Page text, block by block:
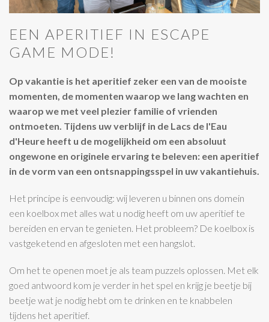
EEN APERITIEF IN ESCAPE
GAME MODE!
Op vakantie is het aperitief zeker een van de mooiste
momenten, de momenten waarop we lang wachten en
waarop we met veel plezier familie of vrienden
ontmoeten. Tijdens uw verblijf in de Lacs de l'Eau
d'Heure heeft u de mogelijkheid om een absoluut
ongewone en originele ervaring te beleven: een aperitief
in de vorm van een ontsnappingsspel in uw vakantiehuis.
Het principe is eenvoudig: wij leveren u binnen ons domein
een koelbox met alles wat u nodig heeft om uw aperitief te
bereiden en ervan te genieten. Het probleem? De koelbox is
vastgeketend en afgesloten met een hangslot.
Om het te openen moet je als team puzzels oplossen. Met elk
goed antwoord kom je verder in het spel en krijg je beetje bij
beetje wat je nodig hebt om te drinken en te knabbelen
tijdens het aperitief.